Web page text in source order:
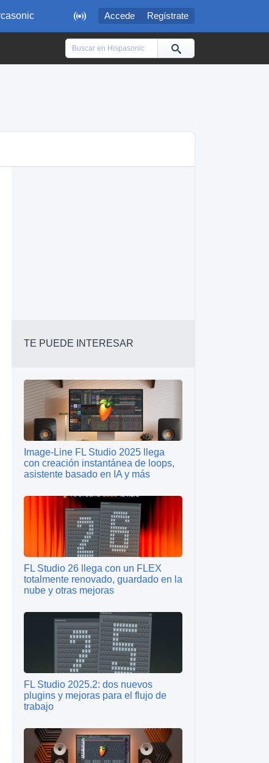
 Accede Regístrate
TE PUEDE INTERESAR
Image-Line FL Studio 2025 llega
con creación instantánea de loops,
asistente basado en IA y más
FL Studio 26 llega con un FLEX
totalmente renovado, guardado en la
nube y otras mejoras
FL Studio 2025.2: dos nuevos
plugins y mejoras para el flujo de
trabajo